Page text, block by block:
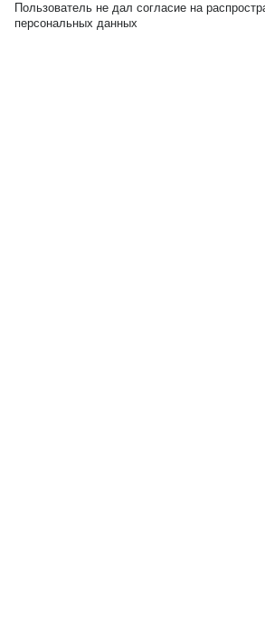
Пользователь не дал согласие на
персональных данных